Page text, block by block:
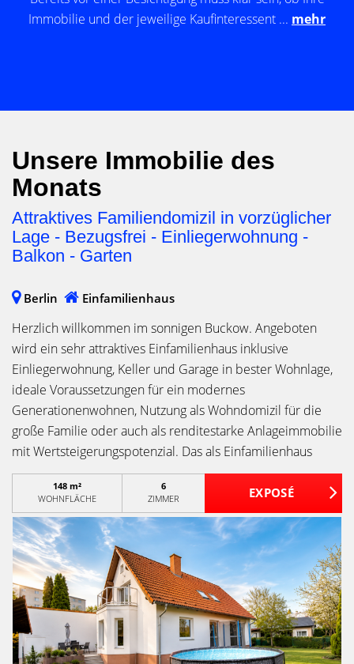
Immobilie und der jeweilige Kaufinteressent ... mehr
Unsere Immobilie des
Monats
Attraktives Familiendomizil in vorzüglicher
Lage - Bezugsfrei - Einliegerwohnung -
Balkon - Garten
Berlin Einfamilienhaus
Herzlich willkommen im sonnigen Buckow. Angeboten
wird ein sehr attraktives Einfamilienhaus inklusive
Einliegerwohnung, Keller und Garage in bester Wohnlage,
ideale Voraussetzungen für ein modernes
Generationenwohnen, Nutzung als Wohndomizil für die
große Familie oder auch als renditestarke Anlageimmobilie
mit Wertsteigerungspotenzial. Das als Einfamilienhaus
konzipierte Bauwerk wurde 1996/97 in massiver
Qualitätsbauweise auf dem 665 m² großen Grundstück
errichtet.Modern und funktional gestaltet sich der
Empfang in diesem voll unterkellerten Bauwerk, über die
zentrale Diele lässt sich das beheizte und belichtete
Kellergeschoss mit einer Nutzfläche von ca. 87 m² bequem
erreichen. Aufgeteilt in Heizungs- und
Hauswirtschaftsraum sowie drei weitere wohlige Räume,
die durch schmale Fenster Tageslicht erhalten. Es eröffnen
sich vielfältige Nutzungsoptionen - sei es als Freizeit- und
148 m²
WOHNFLÄCHE
6
ZIMMER